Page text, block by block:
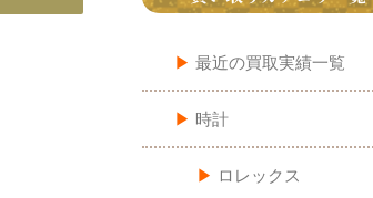
▶︎ 最近の買取実績一覧
▶︎ 時計
▶︎ ロレックス